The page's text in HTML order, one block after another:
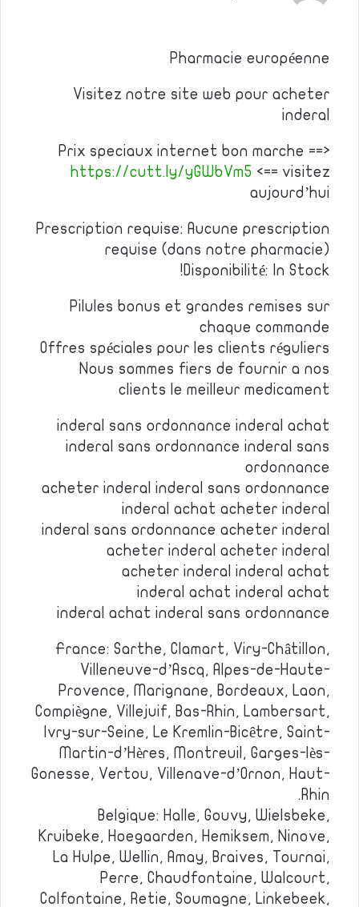
Pharmacie européenne
Visitez notre site web pour acheter
inderal
Prix speciaux internet bon marche ==>
https://cutt.ly/yGWbVm5 <== visitez
aujourd’hui
Prescription requise: Aucune prescription
requise (dans notre pharmacie)
Disponibilité: In Stock!
Pilules bonus et grandes remises sur
chaque commande
Offres spéciales pour les clients réguliers
Nous sommes fiers de fournir a nos
clients le meilleur medicament
inderal sans ordonnance inderal achat
inderal sans ordonnance inderal sans
ordonnance
acheter inderal inderal sans ordonnance
inderal achat acheter inderal
inderal sans ordonnance acheter inderal
acheter inderal acheter inderal
acheter inderal inderal achat
inderal achat inderal achat
inderal achat inderal sans ordonnance
France: Sarthe, Clamart, Viry-Châtillon,
Villeneuve-d’Ascq, Alpes-de-Haute-
Provence, Marignane, Bordeaux, Laon,
Compiègne, Villejuif, Bas-Rhin, Lambersart,
Ivry-sur-Seine, Le Kremlin-Bicêtre, Saint-
Martin-d’Hères, Montreuil, Garges-lès-
Gonesse, Vertou, Villenave-d’Ornon, Haut-
Rhin.
Belgique: Halle, Gouvy, Wielsbeke,
Kruibeke, Hoegaarden, Hemiksem, Ninove,
La Hulpe, Wellin, Amay, Braives, Tournai,
Perre, Chaudfontaine, Walcourt,
Colfontaine, Retie, Soumagne, Linkebeek,